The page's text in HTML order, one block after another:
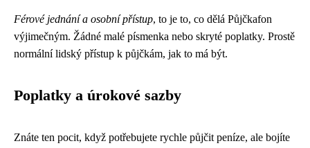
Férové jednání a osobní přístup, to je to, co dělá Půjčkafon
výjimečným. Žádné malé písmenka nebo skryté poplatky. Prostě
normální lidský přístup k půjčkám, jak to má být.
Poplatky a úrokové sazby
Znáte ten pocit, když potřebujete rychle půjčit peníze, ale bojíte